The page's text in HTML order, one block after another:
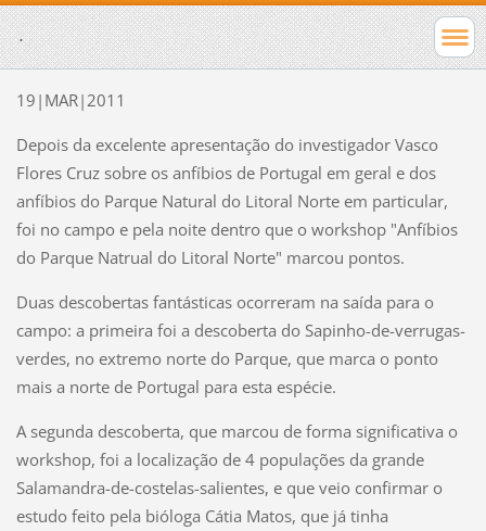
.
19|MAR|2011
Depois da excelente apresentação do investigador Vasco
Flores Cruz sobre os anfíbios de Portugal em geral e dos
anfíbios do Parque Natural do Litoral Norte em particular,
foi no campo e pela noite dentro que o workshop "Anfíbios
do Parque Natrual do Litoral Norte" marcou pontos.
Duas descobertas fantásticas ocorreram na saída para o
campo: a primeira foi a descoberta do Sapinho-de-verrugas-
verdes, no extremo norte do Parque, que marca o ponto
mais a norte de Portugal para esta espécie.
A segunda descoberta, que marcou de forma significativa o
workshop, foi a localização de 4 populações da grande
Salamandra-de-costelas-salientes, e que veio confirmar o
estudo feito pela bióloga Cátia Matos, que já tinha